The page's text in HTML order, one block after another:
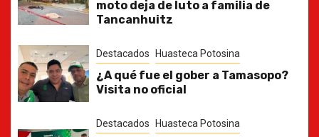
moto deja de luto a familia de
Tancanhuitz
Destacados Huasteca Potosina
¿A qué fue el gober a Tamasopo?
Visita no oficial
Destacados Huasteca Potosina